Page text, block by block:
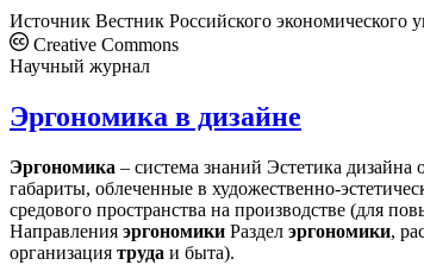
Источник Вестник Российского экономического
Creative Commons
Научный журнал
Эргономика в дизайне
Эргономика – система знаний Эстетика дизайна
габариты, облеченные в художественно-
средового пространства на производстве (для
Направления эргономики Раздел эргономики,
организация труда и быта).